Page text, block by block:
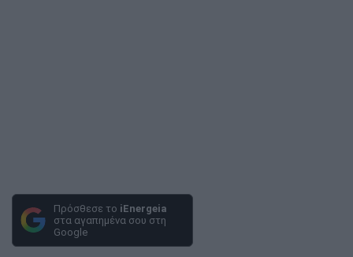
Πρόσθεσε το iEnergeia
στα αγαπημένα σου στη
Google